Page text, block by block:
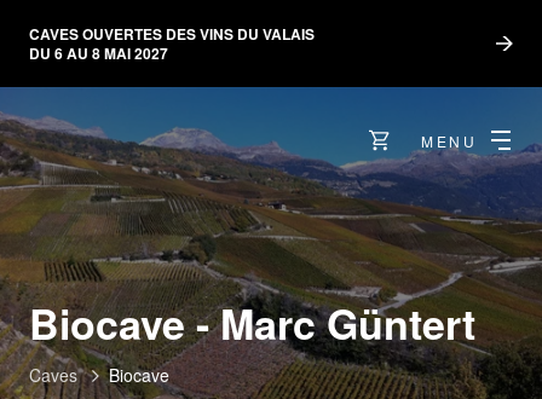
CAVES OUVERTES DES VINS DU VALAIS
DU 6 AU 8 MAI 2027
MENU
Biocave - Marc Güntert
Caves Biocave